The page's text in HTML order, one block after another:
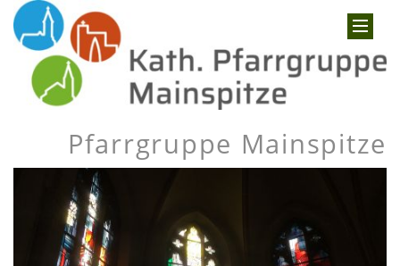
Pfarrgruppe Mainspitze